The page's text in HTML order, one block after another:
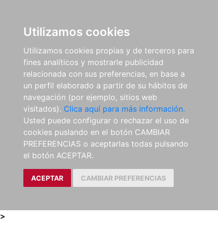
Utilizamos cookies
Utilizamos cookies propias y de terceros para
fines analíticos y mostrarle publicidad
relacionada con sus preferencias, en base a
un perfil elaborado a partir de su hábitos de
navegación (por ejemplo, sitios web
visitados). Clica aquí para más información.
Usted puede configurar o rechazar el uso de
cookies puslando en el botón CAMBIAR
PREFERENCIAS o aceptarlas todas pulsando
el botón ACEPTAR.
ACEPTAR CAMBIAR PREFERENCIAS
>